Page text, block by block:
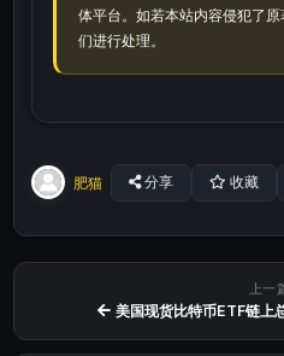
体平台。如若本站内容侵犯了
们进行处理。
肥猫 分享 收藏
上一
美国现货比特币ETF链上